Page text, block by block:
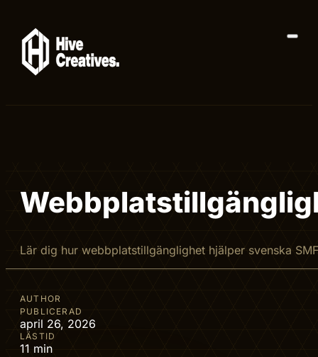
Lär dig hur webbplatstillgänglighet hjälper svenska
AUTHOR
PUBLICERAD
april 26, 2026
LÄSTID
11 min